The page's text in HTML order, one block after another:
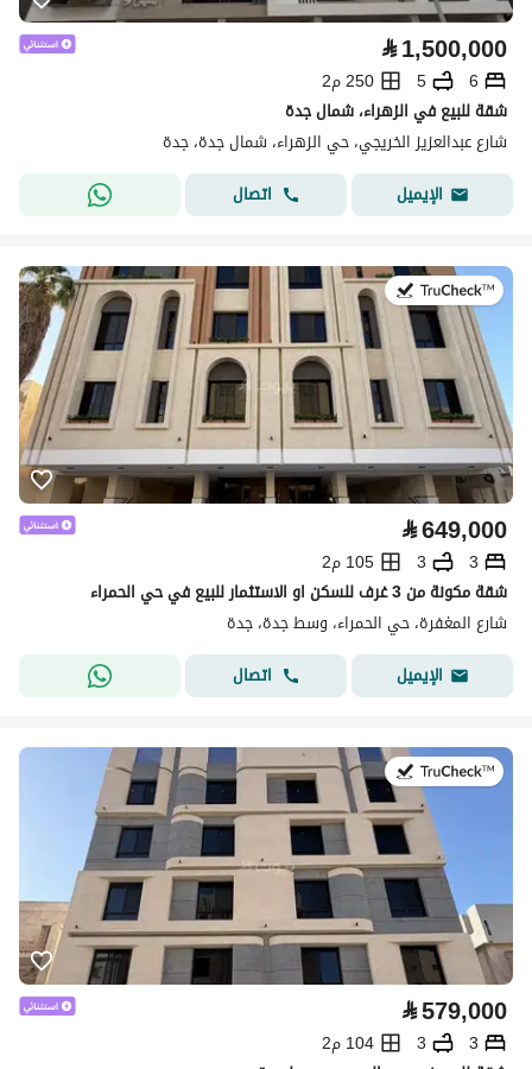
⃁1,500,000
6
5
250 م2
شقة للبيع في الزهراء، شمال جدة
شارع عبدالعزيز الخريجي، حي الزهراء، شمال جدة، جدة
الإيميل
اتصال
في:22 يوليو 2026
⃁649,000
3
3
105 م2
شقة مكونة من 3 غرف للسكن او الاستثمار للبيع في حي الحمراء
شارع المغفرة، حي الحمراء، وسط جدة، جدة
الإيميل
اتصال
في:8 يوليو 2026
⃁579,000
3
3
104 م2